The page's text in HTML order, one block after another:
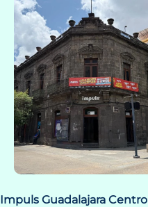
Impuls Guadalajara Centro